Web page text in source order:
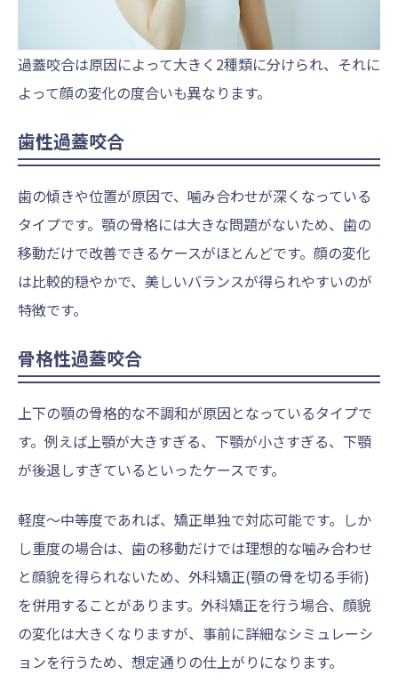
過蓋咬合は原因によって大きく2種類に分けられ、それに
よって顔の変化の度合いも異なります。
歯性過蓋咬合
歯の傾きや位置が原因で、噛み合わせが深くなっている
タイプです。顎の骨格には大きな問題がないため、歯の
移動だけで改善できるケースがほとんどです。顔の変化
は比較的穏やかで、美しいバランスが得られやすいのが
特徴です。
骨格性過蓋咬合
上下の顎の骨格的な不調和が原因となっているタイプで
す。例えば上顎が大きすぎる、下顎が小さすぎる、下顎
が後退しすぎているといったケースです。
軽度〜中等度であれば、矯正単独で対応可能です。しか
し重度の場合は、歯の移動だけでは理想的な噛み合わせ
と顔貌を得られないため、外科矯正(顎の骨を切る手術)
を併用することがあります。外科矯正を行う場合、顔貌
の変化は大きくなりますが、事前に詳細なシミュレーシ
ョンを行うため、想定通りの仕上がりになります。